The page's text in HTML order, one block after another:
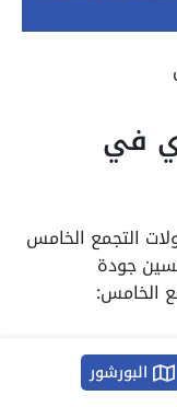
في
التجمع الخامس
جودة
الخامس:
السابقة،
والتي
البورشور